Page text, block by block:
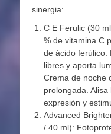
sinergia:
C E Ferulic (30
% de vitamina C
de ácido ferúlico.
libres y aporta
Crema de noche
prolongada.
expresión y
Advanced
/ 40 ml):